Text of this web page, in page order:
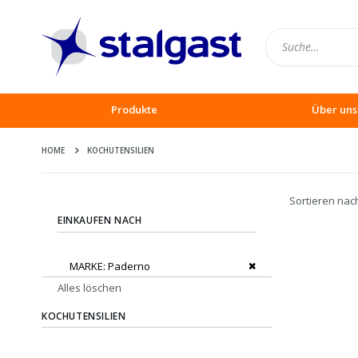
Produkte Über uns
HOME KOCHUTENSILIEN
Sortieren
EINKAUFEN NACH
MARKE Paderno
Dies entfernen
Alles löschen
KOCHUTENSILIEN